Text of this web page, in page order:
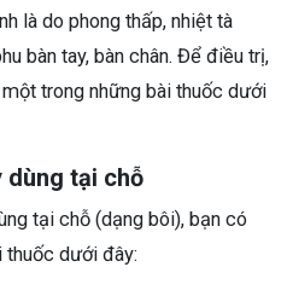
là do phong thấp, nhiệt tà
bàn tay, bàn chân. Để điều trị,
trong những bài thuốc dưới
dùng tại chỗ
tại chỗ (dạng bôi), bạn có
thuốc dưới đây: